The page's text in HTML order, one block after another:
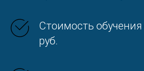
Стоимость обучения
руб.